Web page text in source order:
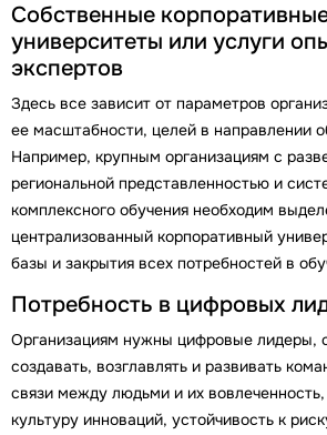
Собственные
университеты или услуги
экспертов
Здесь все зависит от параметров
ее масштабности, целей в направлении
Например, крупным организациям с
региональной представленностью и
комплексного обучения необходим
централизованный корпоративный
базы и закрытия всех потребностей в
Потребность в цифровых
Организациям нужны цифровые лидеры,
создавать, возглавлять и развивать
связи между людьми и их
культуру инноваций, устойчивость к